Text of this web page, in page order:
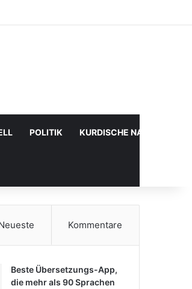
POLITIK KURDISCHE
Kommentare
Beste Übersetzungs-App,
die mehr als 90 Sprachen